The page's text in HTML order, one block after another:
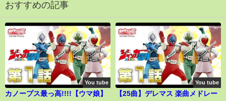
おすすめの記事
You tube
カノープス最っ高!!!!【ウマ娘】
You tube
【25曲】デレマス 楽曲メドレー